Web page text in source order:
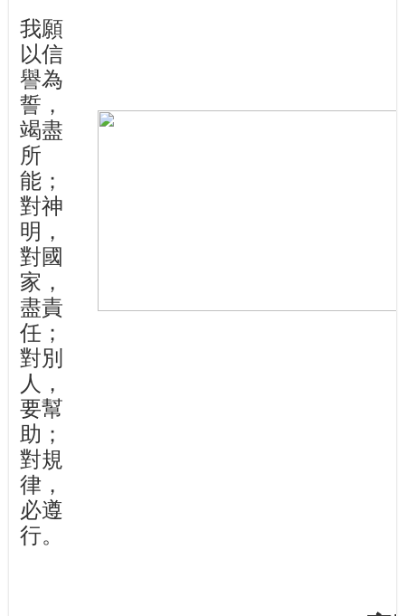
我願
以信
譽為
誓，
竭盡
所
能；
對神
明，
對國
家，
盡責
任；
對別
人，
要幫
助；
對規
律，
必遵
行。